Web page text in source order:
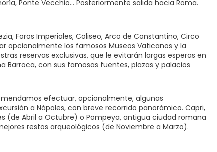
Ponte Vecchio… Posteriormente salida hacia Roma.
Foros Imperiales, Coliseo, Arco de Constantino, Circo
opcionalmente los famosos Museos Vaticanos y la
reservas exclusivas, que le evitarán largas esperas en
Barroca, con sus famosas fuentes, plazas y palacios
efectuar, opcionalmente, algunas
a Nápoles, con breve recorrido panorámico. Capri,
(de Abril a Octubre) o Pompeya, antigua ciudad romana
restos arqueológicos (de Noviembre a Marzo).